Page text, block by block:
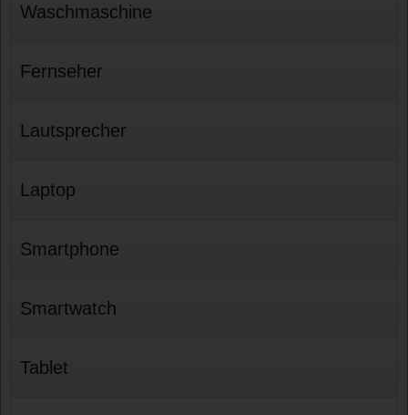
Waschmaschine
Fernseher
Lautsprecher
Laptop
Smartphone
Smartwatch
Tablet